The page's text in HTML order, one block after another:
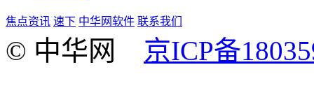
焦点资讯 速下 中华网软件 联系我们
© 中华网 京ICP备